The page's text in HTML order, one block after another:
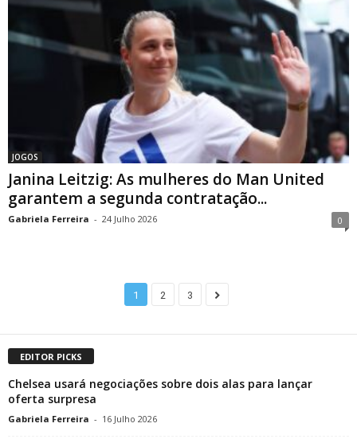
JOGOS
Janina Leitzig: As mulheres do Man United
garantem a segunda contratação...
Gabriela Ferreira - 24 Julho 2026 0
1 2 3
EDITOR PICKS
Chelsea usará negociações sobre dois alas para lançar
oferta surpresa
Gabriela Ferreira - 16 Julho 2026